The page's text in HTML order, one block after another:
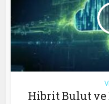
Hibrit Bulut ve